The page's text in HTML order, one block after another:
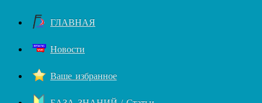
ГЛАВНАЯ
Новости
Ваше избранное